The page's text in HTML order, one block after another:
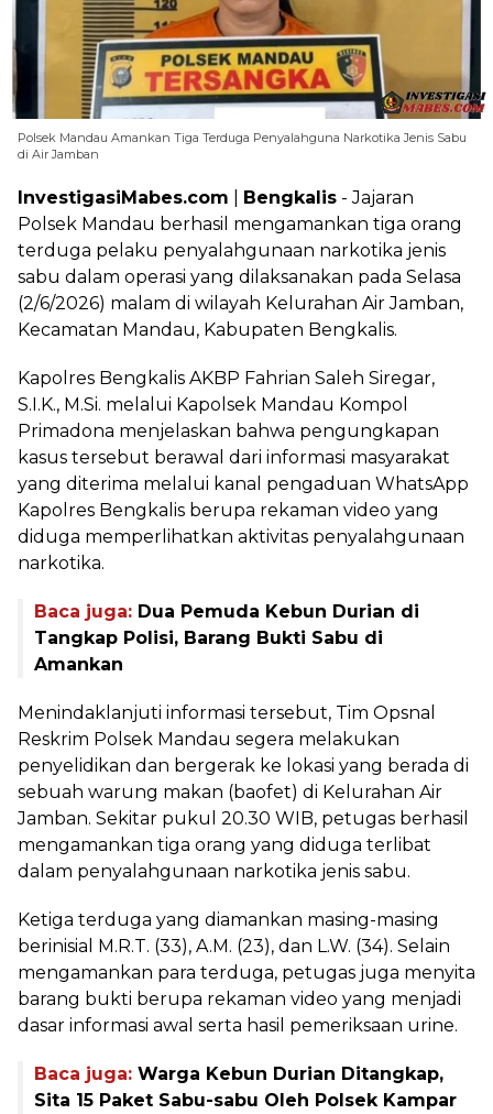
Polsek Mandau Amankan Tiga Terduga Penyalahguna Narkotika Jenis Sabu
di Air Jamban
InvestigasiMabes.com Bengkalis - Jajaran
Polsek Mandau berhasil mengamankan tiga orang
terduga pelaku penyalahgunaan narkotika jenis
sabu dalam operasi yang dilaksanakan pada Selasa
(2/6/2026) malam di wilayah Kelurahan Air Jamban,
Kecamatan Mandau, Kabupaten Bengkalis.
Kapolres Bengkalis AKBP Fahrian Saleh Siregar,
S.I.K., M.Si. melalui Kapolsek Mandau Kompol
Primadona menjelaskan bahwa pengungkapan
kasus tersebut berawal dari informasi masyarakat
yang diterima melalui kanal pengaduan WhatsApp
Kapolres Bengkalis berupa rekaman video yang
diduga memperlihatkan aktivitas penyalahgunaan
narkotika.
Baca juga: Dua Pemuda Kebun Durian di
Tangkap Polisi, Barang Bukti Sabu di
Amankan
Menindaklanjuti informasi tersebut, Tim Opsnal
Reskrim Polsek Mandau segera melakukan
penyelidikan dan bergerak ke lokasi yang berada di
sebuah warung makan (baofet) di Kelurahan Air
Jamban. Sekitar pukul 20.30 WIB, petugas berhasil
mengamankan tiga orang yang diduga terlibat
dalam penyalahgunaan narkotika jenis sabu.
Ketiga terduga yang diamankan masing-masing
berinisial M.R.T. (33), A.M. (23), dan L.W. (34). Selain
mengamankan para terduga, petugas juga menyita
barang bukti berupa rekaman video yang menjadi
dasar informasi awal serta hasil pemeriksaan urine.
Baca juga: Warga Kebun Durian Ditangkap,
Sita 15 Paket Sabu-sabu Oleh Polsek Kampar